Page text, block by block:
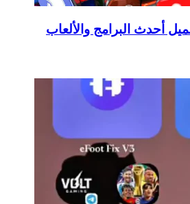
أحدث البرامج والألعاب